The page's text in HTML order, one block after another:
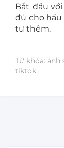
Bắt đầu với
đủ cho
tư thêm.
Từ khóa: ánh
tiktok